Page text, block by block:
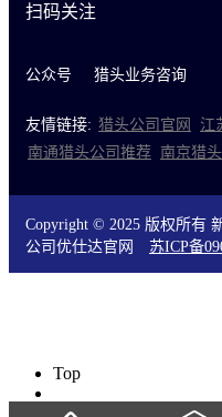
扫码关注
公众号 猎头业务咨询
友情链接: 猎头公司官网
江
南通猎头公司推荐 南京猎
Copyright © 2025 版权所有
公司优仕达官网 苏ICP备
Top